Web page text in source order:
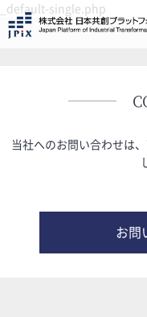
_default-single.php
当社へのお問い合わせは
お問